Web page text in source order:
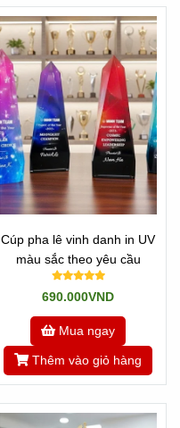
Cúp pha lê vinh danh in UV
màu sắc theo yêu cầu
690.000VND
Mua ngay
Thêm vào giỏ hàng